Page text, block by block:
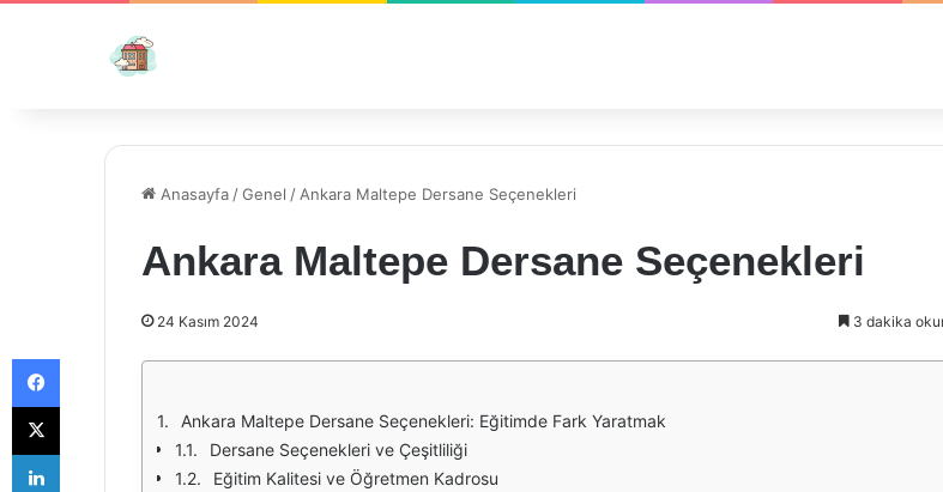
Anasayfa /Genel / Ankara Maltepe Dersane Seçenekleri
Ankara Maltepe Dersane Seçenekleri
24 Kasım 2024 3 dakika
Ankara Maltepe Dersane Seçenekleri: Eğitimde Fark Yaratmak
Dersane Seçenekleri ve Çeşitliliği
Eğitim Kalitesi ve Öğretmen Kadrosu
Facebook
X
LinkedIn